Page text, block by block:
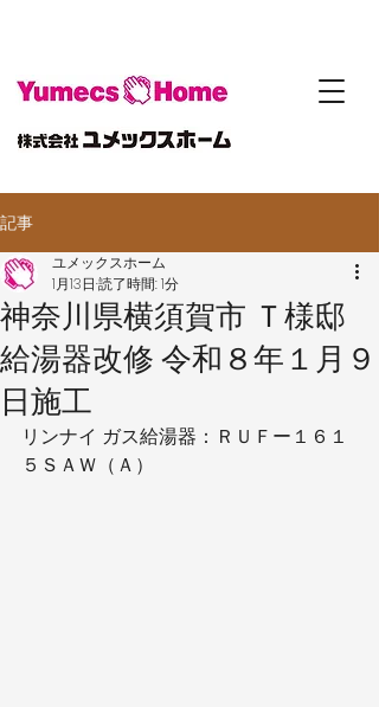
記事
神奈川県横須賀市 Ｔ様邸
給湯器改修 令和８年１月９
日施工
ユメックスホーム
1月13日 読了時間: 1分
リンナイ ガス給湯器：ＲＵＦー１６１
５ＳＡＷ（Ａ）